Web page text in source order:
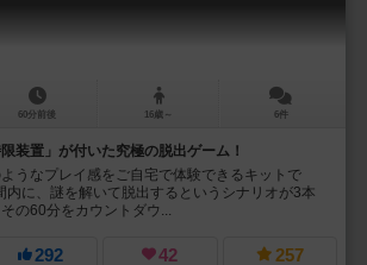
60分前後 16歳～ 6件
装置」が付いた究極の脱出ゲーム！
うなプレイ感をご自宅で体験できるキットで
内に、謎を解いて脱出するというシナリオが3本
の60分をカウントダウ...
292 42 257